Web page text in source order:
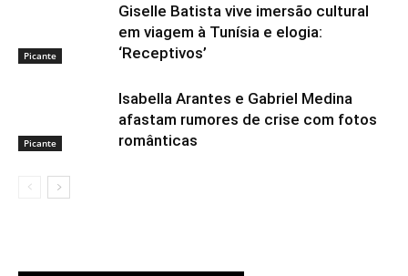
Picante
Giselle Batista vive imersão cultural
em viagem à Tunísia e elogia:
‘Receptivos’
Picante
Isabella Arantes e Gabriel Medina
afastam rumores de crise com fotos
românticas